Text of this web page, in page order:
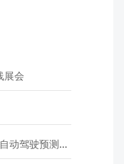
展会
预测模型挑战赛